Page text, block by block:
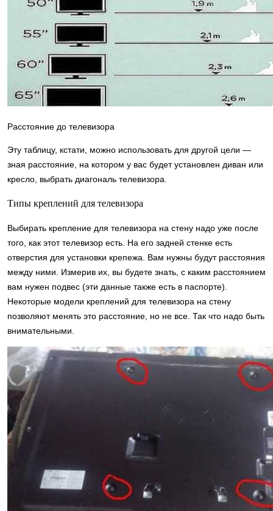
Расстояние до телевизора
Эту таблицу, кстати, можно использовать для другой цели —
зная расстояние, на котором у вас будет установлен диван или
кресло, выбрать диагональ телевизора.
Типы креплений для телевизора
Выбирать крепление для телевизора на стену надо уже после
того, как этот телевизор есть. На его задней стенке есть
отверстия для установки крепежа. Вам нужны будут расстояния
между ними. Измерив их, вы будете знать, с каким расстоянием
вам нужен подвес (эти данные также есть в паспорте).
Некоторые модели креплений для телевизора на стену
позволяют менять это расстояние, но не все. Так что надо быть
внимательными.